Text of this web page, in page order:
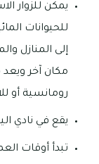
يمكن للزوار
للحيوانات
إلى المنازل
مكان آخر
رومانسية أو
يقع في نادي